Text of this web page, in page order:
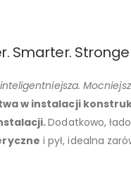
Smarter.
w instalacji
Dodatkowo,
i pył, idealna